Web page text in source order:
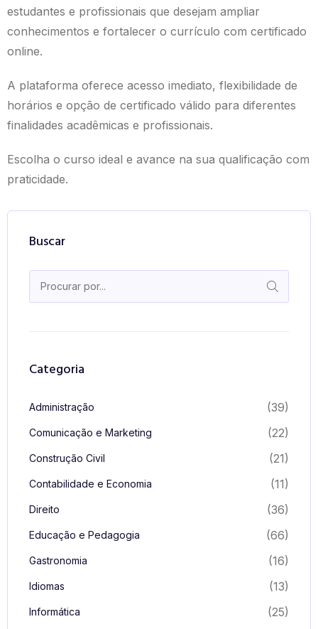
Buscar
Categoria
Administração (39)
Comunicação e Marketing (22)
Construção Civil (21)
Contabilidade e Economia (11)
Direito (36)
Educação e Pedagogia (66)
Gastronomia (16)
Idiomas (13)
Informática (25)
estudantes e profissionais que desejam ampliar
conhecimentos e fortalecer o currículo com certificado
online.
A plataforma oferece acesso imediato, flexibilidade de
horários e opção de certificado válido para diferentes
finalidades acadêmicas e profissionais.
Escolha o curso ideal e avance na sua qualificação com
praticidade.